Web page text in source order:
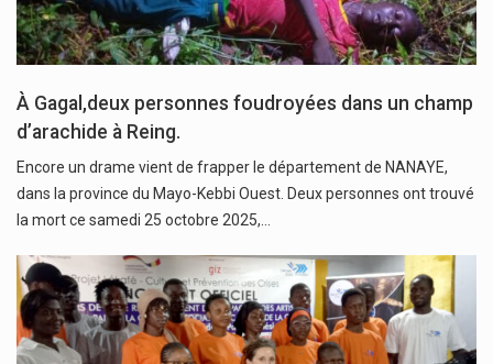
À Gagal,deux personnes foudroyées dans un champ
d’arachide à Reing.
Encore un drame vient de frapper le département de NANAYE,
dans la province du Mayo-Kebbi Ouest. Deux personnes ont trouvé
la mort ce samedi 25 octobre 2025,…